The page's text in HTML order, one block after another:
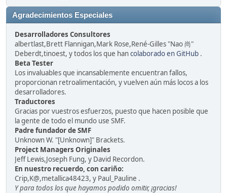
Agradecimientos Especiales
Desarrolladores Consultores
albertlast,Brett Flannigan,Mark Rose,René-Gilles "Nao 尚"
Deberdt,tinoest, y todos los que hancolaborado en GitHub .
Beta Tester
Los invaluables que incansablemente encuentran fallos,
proporcionan retroalimentación, y vuelven aún más locos a los
desarrolladores.
Traductores
Gracias por vuestros esfuerzos, puesto que hacen posible que
la gente de todo el mundo use SMF.
Padre fundador de SMF
Unknown W. "[Unknown]" Brackets.
Project Managers Originales
Jeff Lewis,Joseph Fung, y David Recordon.
En nuestro recuerdo, con cariño:
Crip,K@,metallica48423, y Paul_Pauline .
Y para todos los que hayamos podido omitir, ¡gracias!